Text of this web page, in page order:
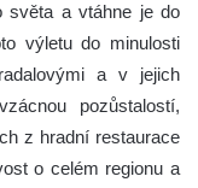
světa a vtáhne je do
výletu do minulosti
a v jejich
pozůstalostí,
z hradní restaurace
o celém regionu a